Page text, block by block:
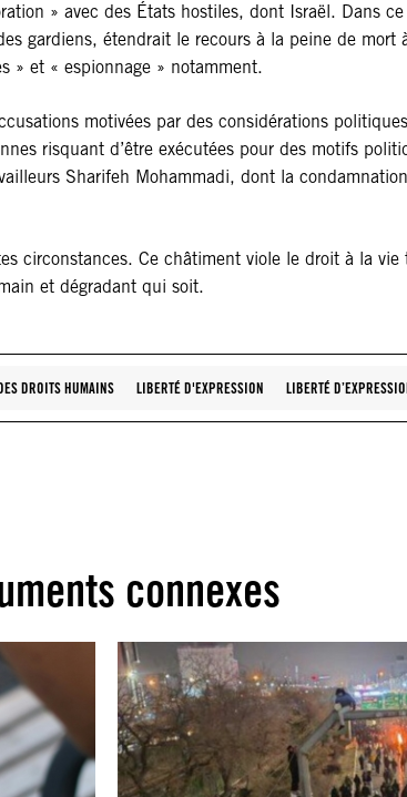
» avec des États hostiles, dont Israël. Dans
gardiens, étendrait le recours à la peine de
» et « espionnage » notamment.
motivées par des considérations
risquant d’être exécutées pour des motifs
Sharifeh Mohammadi, dont la
circonstances. Ce châtiment viole le droit à la
et dégradant qui soit.
DROITS HUMAINS LIBERTÉ D'EXPRESSION LIBERTÉ
connexes